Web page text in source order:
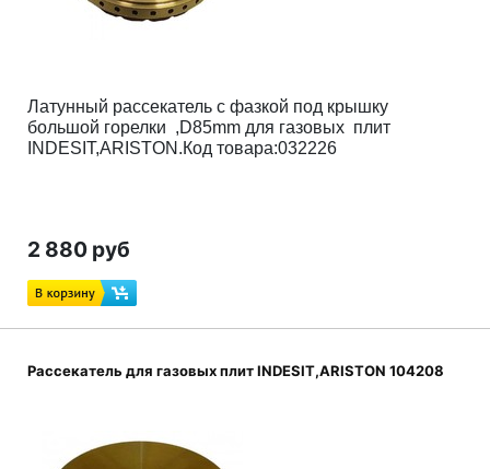
Латунный рассекатель с фазкой под крышку
большой горелки ,D85mm для газовых плит
INDESIT,ARISTON.Код товара:032226
2 880 руб
Рассекатель для газовых плит INDESIT,ARISTON 104208